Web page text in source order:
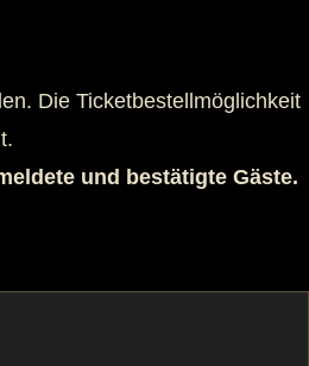
Die Ticketbestellmöglichkeit
und bestätigte Gäste.